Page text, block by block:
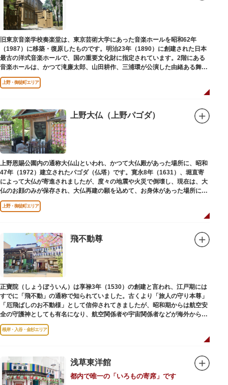
旧東京音楽学校奏楽堂は、東京芸術大学にあった音楽ホールを昭和62年
（1987）に移築・復原したものです。明治23年（1890）に創建された日本
最古の洋式音楽ホールで、国の重要文化財に指定されています。2階にある
音楽ホールは、かつて滝廉太郎、山田耕作、三浦環が公演した由緒ある舞台
です。
上野・御徒町エリア
上野大仏（上野パゴダ）
上野恩賜公園内の通称大仏山といわれ、かつて大仏殿があった場所に、昭和
47年（1972）建立されたパゴダ（仏塔）です。寛永8年（1631）、堀直寄
によって大仏が寄進されましたが、度々の地震や火災で倒壊し、現在は、大
仏のお顔のみが保存され、大仏再建の願を込めて、お身体があった場所にパ
ゴダが建てられました。
上野・御徒町エリア
飛不動尊
正寶院（しょうぼういん）は享禄3年（1530）の創建と言われ、江戸期には
すでに「飛不動」の通称で知られていました。古くより「旅人の守り本尊」
「厄飛ばしのお不動様」として信仰されてきましたが、昭和期からは航空安
全の守護神としても有名になり、航空関係者や宇宙関係者などが海外からも
多く参拝に訪れます。
根岸・入谷・金杉エリア
浅草東洋館
都内で唯一の「いろもの寄席」です